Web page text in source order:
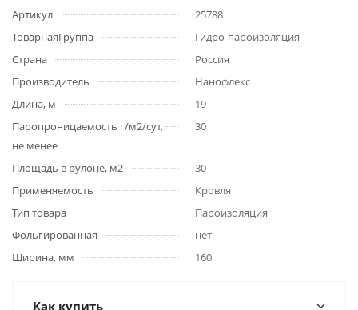
Артикул
25788
ТоварнаяГруппа
Гидро-пароизоляция
Страна
Россия
Производитель
Нанофлекс
Длина, м
19
Паропроницаемость г/м2/сут,
не менее
30
Площадь в рулоне, м2
30
Применяемость
Кровля
Тип товара
Пароизоляция
Фольгированная
нет
Ширина, мм
160
Как купить